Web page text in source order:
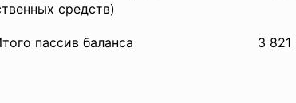
средств)
пассив баланса 3 821